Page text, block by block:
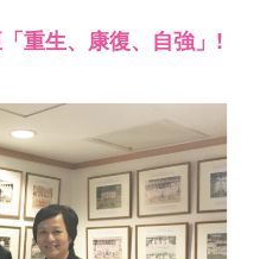
重生、康復、自強」!